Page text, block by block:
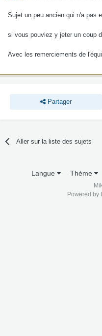
Sujet un peu ancien qui n'a pas
si vous pouviez y jeter un coup
Avec les remerciements de
Partager
Aller sur la liste des sujets
Langue Thème
Powered by